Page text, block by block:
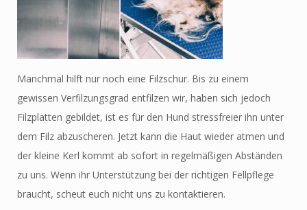
Manchmal hilft nur noch eine Filzschur. Bis zu einem
gewissen Verfilzungsgrad entfilzen wir, haben sich jedoch
Filzplatten gebildet, ist es für den Hund stressfreier ihn unter
dem Filz abzuscheren. Jetzt kann die Haut wieder atmen und
der kleine Kerl kommt ab sofort in regelmäßigen Abständen
zu uns. Wenn ihr Unterstützung bei der richtigen Fellpflege
braucht, scheut euch nicht uns zu kontaktieren.